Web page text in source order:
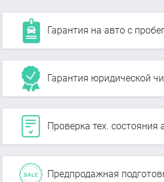
Гарантия на авто с
Гарантия юридической
Проверка тех. состояния
Предпродажная